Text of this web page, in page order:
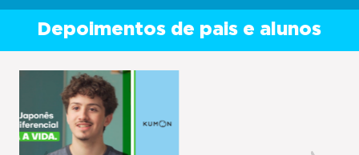
Depoimentos de pais e alunos
Previous